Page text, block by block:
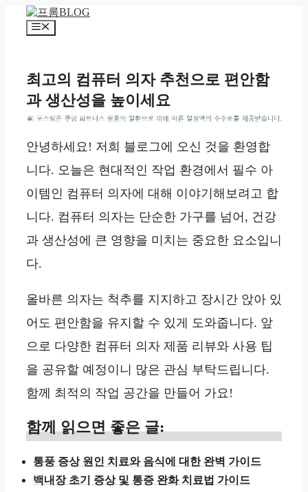
메
최고의 컴퓨터 의자 추천으로 편안함
과 생산성을 높이세요
*
안녕하세요! 저희 블로그에 오신 것을 환영합
니다. 오늘은 현대적인 작업 환경에서 필수 아
이템인 컴퓨터 의자에 대해 이야기해보려고 합
니다. 컴퓨터 의자는 단순한 가구를 넘어, 건강
과 생산성에 큰 영향을 미치는 중요한 요소입니
다.
올바른 의자는 척추를 지지하고 장시간 앉아 있
어도 편안함을 유지할 수 있게 도와줍니다. 앞
으로 다양한 컴퓨터 의자 제품 리뷰와 사용 팁
을 공유할 예정이니 많은 관심 부탁드립니다.
함께 최적의 작업 공간을 만들어 가요!
함께 읽으면 좋은 글:
통풍 증상 원인 치료와 음식에 대한 완벽 가이드
백내장 초기 증상 및 통증 완화 치료법 가이드